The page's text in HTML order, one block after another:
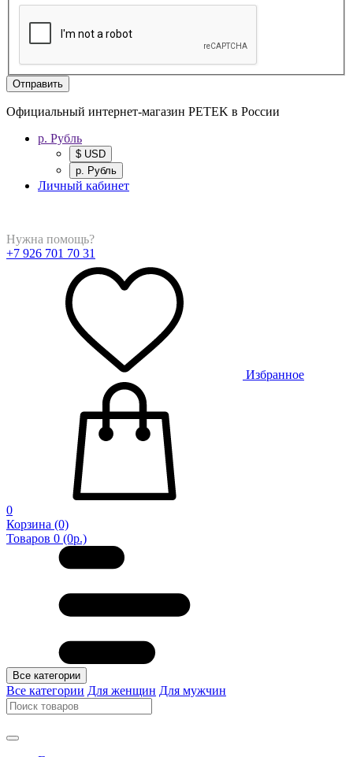
Отправить
Официальный интернет-магазин PETEK в России
р. Рубль
$ USD
р. Рубль
Личный кабинет
Нужна помощь?
+7 926 701 70 31
Избранное
0
Корзина (0)
Товаров 0 (0р.)
Все категории
Все категории Для женщин Для мужчин